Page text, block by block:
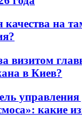
на
визитом
в Киев?
какие